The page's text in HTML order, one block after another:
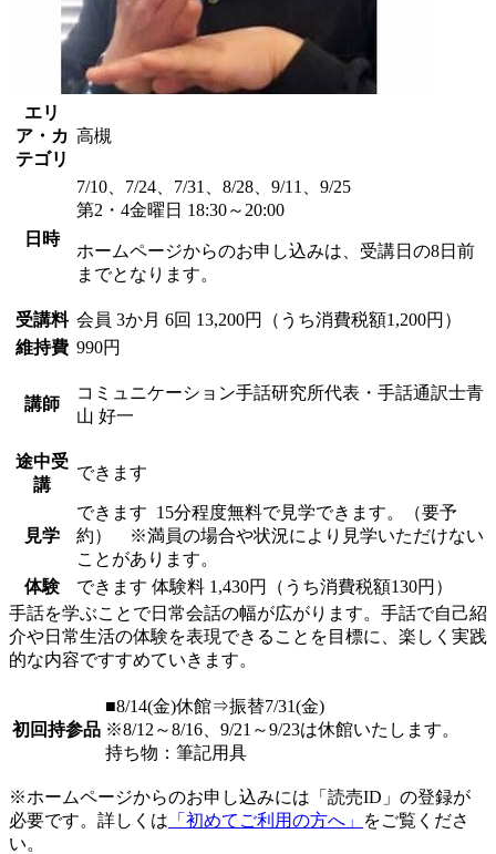
エリ
ア・カ
テゴリ
高槻
日時
7/10、7/24、7/31、8/28、9/11、9/25
第2・4金曜日 18:30～20:00
ホームページからのお申し込みは、受講日の8日前
までとなります。
受講料 会員 3か月 6回 13,200円（うち消費税額1,200円）
維持費 990円
講師
コミュニケーション手話研究所代表・手話通訳士青
山 好一
途中受
講
できます
見学
できます 15分程度無料で見学できます。（要予
約） ※満員の場合や状況により見学いただけない
ことがあります。
体験
できます 体験料 1,430円（うち消費税額130円）
手話を学ぶことで日常会話の幅が広がります。手話で自己紹
介や日常生活の体験を表現できることを目標に、楽しく実践
的な内容ですすめていきます。
初回持参品
■8/14(金)休館⇒振替7/31(金)
※8/12～8/16、9/21～9/23は休館いたします。
持ち物：筆記用具
※ホームページからのお申し込みには「読売ID」の登録が
必要です。詳しくは 「初めてご利用の方へ」
をご覧くださ
い。